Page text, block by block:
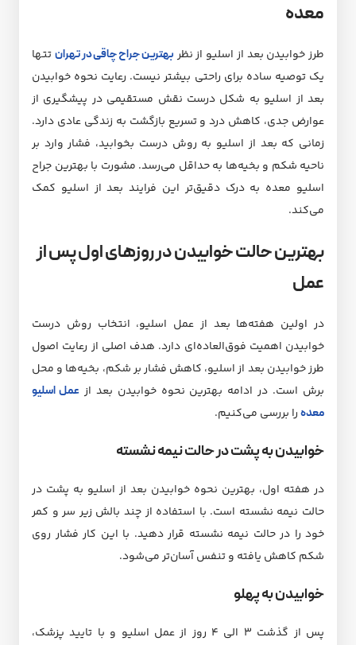
معده
طرز خوابیدن بعد از اسلیو از نظر بهترین جراح چاقی در تهرانتتها
یک توصیه ساده برای راحتی بیشتر نیست. رعایت نحوه خوابیدن
بعد از اسلیو به شکل درست نقش مستقیمی در پیشگیری از
عوارض جدی، کاهش درد و تسریع بازگشت به زندگی عادی دارد.
زمانی که بعد از اسلیو به روش درست بخوابید، فشار وارد بر
ناحیه شکم و بخیه‌ها به حداقل می‌رسد. مشورت با بهترین جراح
اسلیو معده به درک دقیق‌تر این فرایند بعد از اسلیو کمک
می‌کند.
بهترین حالت خوابیدن در روزهای اول پس از
عمل
در اولین هفته‌ها بعد از عمل اسلیو، انتخاب روش درست
خوابیدن اهمیت فوق‌العاده‌ای دارد. هدف اصلی از رعایت اصول
طرز خوابیدن بعد از اسلیو،‌ کاهش فشار بر شکم، بخیه‌ها و محل
برش است. در ادامه بهترین نحوه خوابیدن بعد از عمل اسلیو
معدهرا بررسی می‌کنیم.
خوابیدن به پشت در حالت نیمه نشسته
در هفته اول، بهترین نحوه خوابیدن بعد از اسلیو به پشت در
حالت نیمه نشسته است. با استفاده از چند بالش زیر سر و کمر
خود را در حالت نیمه نشسته قرار دهید. با این کار فشار روی
شکم کاهش یافته و تنفس آسان‌تر می‌شود.
خوابیدن به پهلو
پس از گذشت ۳ الی ۴ روز از عمل اسلیو و با تایید پزشک،